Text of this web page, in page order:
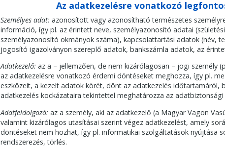
Az adatkezelésre vonatkozó
Személyes adat: azonosított vagy azonosítható természetes
információ, így pl. az érintett neve, személyazonosító adatai
személyazonosító okmányok száma), kapcsolattartási adatok (név,
jogosító igazolványon szereplő adatok, bankszámla adatok, az
Adatkezelő: az a – jellemzően, de nem kizárólagosan – jogi személy
az adatkezelésre vonatkozó érdemi döntéseket meghozza, így pl.
eszközeit, a kezelt adatok körét, dönt az adatkezelés időtartamáról,
adatkezelés kockázataira tekintettel meghatározza az
Adatfeldolgozó: az a személy, aki az adatkezelő (a Magyar Vagon
valamint kizárólagos utasításai szerint végez adatkezelést, amely
döntéseket nem hozhat, így pl. informatikai szolgáltatások nyújtása
rendszerezés, törlés.